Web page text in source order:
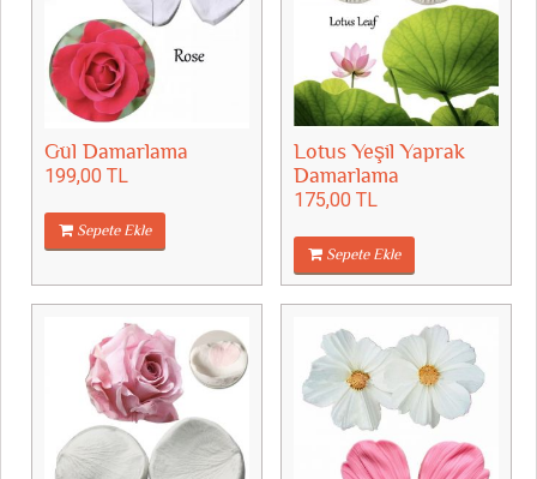
Gül Damarlama
199,00 TL
Sepete Ekle
Lotus Yeşil Yaprak
Damarlama
175,00 TL
Sepete Ekle